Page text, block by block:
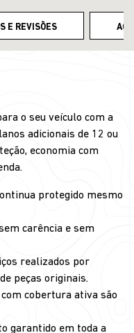
E REVISÕES
o seu veículo com a
adicionais de 12 ou
economia com
protegido mesmo
carência e sem
realizados por
peças originais.
com cobertura ativa são
garantido em toda a